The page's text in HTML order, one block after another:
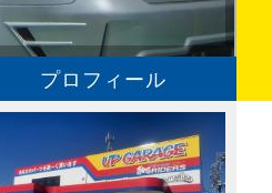
プロフィール